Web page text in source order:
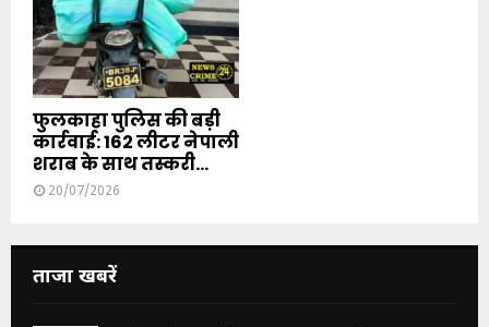
फुलकाहा पुलिस की बड़ी
कार्रवाई: 162 लीटर नेपाली
शराब के साथ तस्करी...
20/07/2026
ताजा खबरें